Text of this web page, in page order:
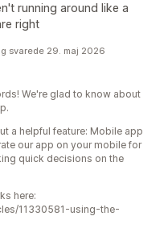
running around like a
right
svarede 29. maj 2026
We're glad to know about
a helpful feature: Mobile app
our app on your mobile for
quick decisions on the
here:
11330581-using-the-